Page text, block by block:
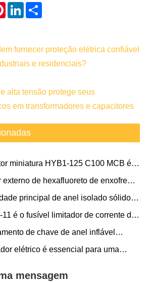
PinterestLinkedIn
fornecer proteção elétrica confiável
e residenciais?
alta tensão protege seus
em transformadores e capacitores
miniatura HYB1-125 C100 MCB é a
para proteção elétrica confiável
externo de hexafluoreto de enxofre
LW36-126 pode melhorar a
principal de anel isolado sólido
a escolha preferida para
é o fusível limitador de corrente de
para proteção de transformadores
de chave de anel inflável
12kV está se tornando a escolha
elétrico é essencial para uma
mensagem